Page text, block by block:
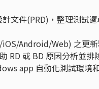
文件(PRD)，整理測試
Android/Web) 之更
RD 或 BD 原因分析並排
app 自動化測試環境